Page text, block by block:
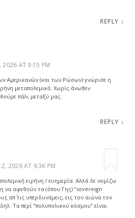
REPLY ↓
2026 AT 9:15 PM
Αμερικανών (και των Ρώσων) γνώρισε η
μεταπολεμικά. Χωρίς άνωθεν
πάλι μεταξύ μας.
REPLY ↓
2026 AT 9:36 PM
ειρήνη / ευημερία. Αλλά δε νομίζω
να αφεθούν τα (όπου Γης) “sovereign
απ΄ τις υπερδυνάμεις, εις τον αιώνα τον
Τα περί “πολυπολικού κόσμου” είναι